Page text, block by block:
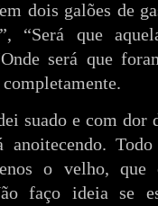
dois galões de
“Será que
será que
e com dor de
anoitecendo.
o velho, que
faço ideia se